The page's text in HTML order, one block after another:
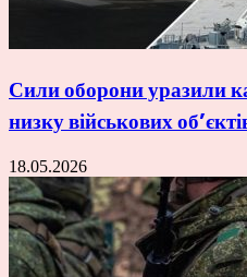
Сили оборони уразили
низку військових
18.05.2026